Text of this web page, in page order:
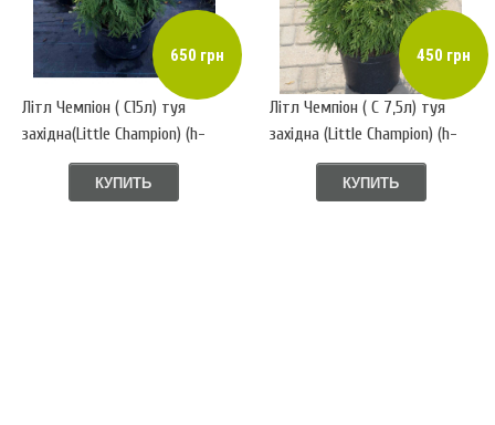
650 грн
Літл Чемпіон ( С15л) туя
західна(Little Champion) (h-
60-65, d-70)
КУПИТЬ
450 грн
Літл Чемпіон ( С 7,5л) туя
західна (Little Champion) (h-
35-40, d-40)
КУПИТЬ